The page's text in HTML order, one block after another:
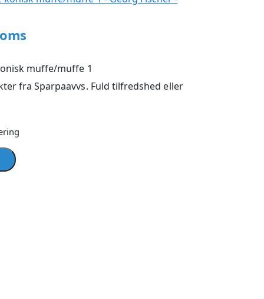
muffe/muffe 1
fra Sparpaavvs. Fuld tilfredshed eller